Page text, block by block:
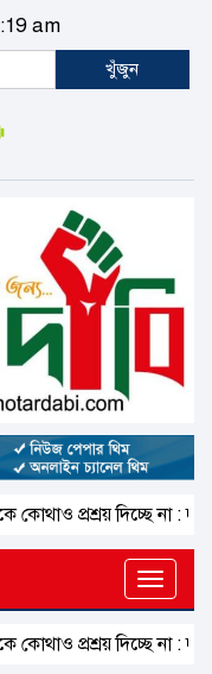
am
খুঁজুন
প্রশ্রয় দিচ্ছে না : দুদক
Toggle
প্রশ্রয় দিচ্ছে না : দুদক